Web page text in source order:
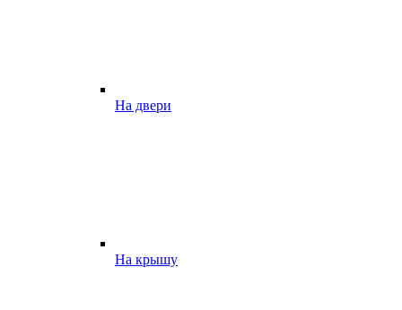
На двери
На крышу